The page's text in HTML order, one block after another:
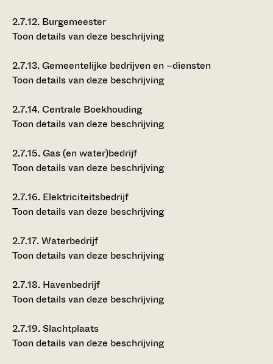
2.7.12. Burgemeester
Toon details van deze beschrijving
2.7.13.Gemeentelijke bedrijven en –diensten
Toon details van deze beschrijving
2.7.14.Centrale Boekhouding
Toon details van deze beschrijving
2.7.15.Gas (en water)bedrijf
Toon details van deze beschrijving
2.7.16. Elektriciteitsbedrijf
Toon details van deze beschrijving
2.7.17.Waterbedrijf
Toon details van deze beschrijving
2.7.18. Havenbedrijf
Toon details van deze beschrijving
2.7.19.Slachtplaats
Toon details van deze beschrijving